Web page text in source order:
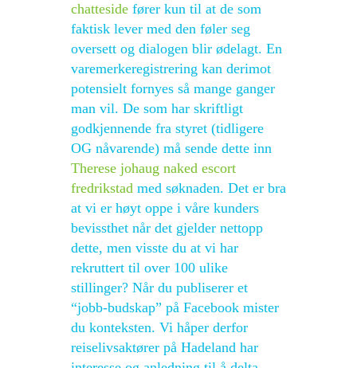
chatteside fører kun til at de som
faktisk lever med den føler seg
oversett og dialogen blir ødelagt. En
varemerkeregistrering kan derimot
potensielt fornyes så mange ganger
man vil. De som har skriftligt
godkjennende fra styret (tidligere
OG nåvarende) må sende dette inn
Therese johaug naked escort
fredrikstad med søknaden. Det er bra
at vi er høyt oppe i våre kunders
bevissthet når det gjelder nettopp
dette, men visste du at vi har
rekruttert til over 100 ulike
stillinger? Når du publiserer et
“jobb-budskap” på Facebook mister
du konteksten. Vi håper derfor
reiselivsaktører på Hadeland har